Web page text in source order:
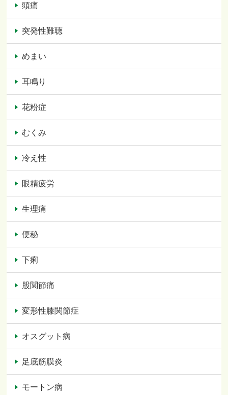
頭痛
突発性難聴
めまい
耳鳴り
花粉症
むくみ
冷え性
眼精疲労
生理痛
便秘
下痢
股関節痛
変形性膝関節症
オスグット病
足底筋膜炎
モートン病